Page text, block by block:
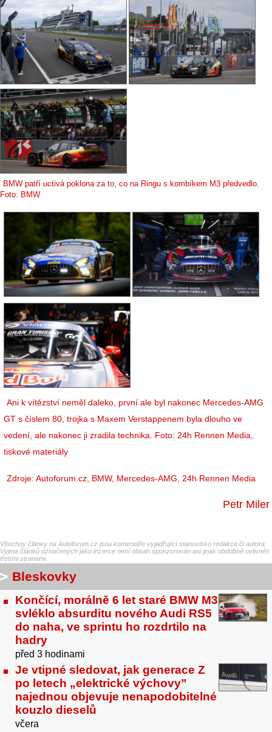
BMW patří uctivá poklona za to, co na Ringu s kombíkem M3 předvedlo.
Foto: BMW
Ani k vítězství neměl daleko, první ale byl nakonec Mercedes-AMG
GT s číslem 80, trojka s Maxem Verstappenem byla dlouho ve
vedení, ale nakonec ji zradila technika. Foto: 24h Rennen Media,
tiskové materiály
Zdroje: Autoforum.cz, BMW, Mercedes-AMG, 24h Rennen Media
Petr Miler
Všechny články na Autoforum.cz jsou komentáře vyjadřující stanovisko redakce či autora.
Vyjma článků označených jako inzerce není obsah sponzorován ani jinak obdobně ovlivněn
třetími stranami.
Bleskovky
Končící, morálně 6 let staré BMW M3
svléklo absurditu nového Audi RS5
do naha, ve sprintu ho rozdrtilo na
hadry
před 3 hodinami
Je vtipné sledovat, jak generace Z
po letech „elektrické výchovy”
najednou objevuje nenapodobitelné
kouzlo dieselů
včera